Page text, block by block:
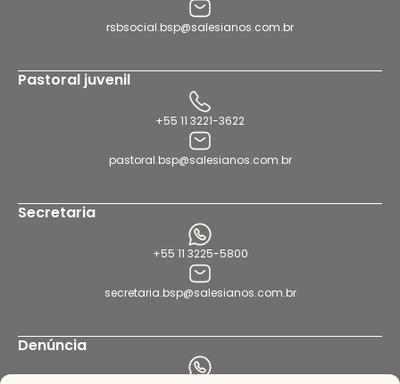
rsbsocial.bsp@salesianos.com.br
Pastoral juvenil
+55 11 3221-3622
pastoral.bsp@salesianos.com.br
Secretaria
+55 11 3225-5800
secretaria.bsp@salesianos.com.br
Denúncia